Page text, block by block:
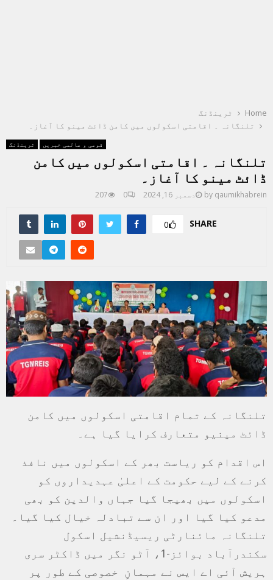
Home
ٹرینڈنگ
تلنگانہ ۔ اقامتی اسکولوں میں کامن ڈائٹ مینو کا آغاز۔
ٹرینڈنگ قومی و عالمی خبریں
تلنگانہ ۔ اقامتی اسکولوں میں کامن
ڈائٹ مینو کا آغاز۔
by qaumikhabrein دسمبر 16, 2024 0
207
SHARE
0
تلنگانہ کے تمام اقامتی اسکولوں میں کامن
ڈائٹ مینیو متعارف کرایا گیا ہے۔
اس اقدام کو ریاست بھر کے اسکولوں میں نافذ
کرنے کے لیے حکومت کے اعلیٰ عہدیداروں کو
اسکولوں میں بھیجا گیا جہاں والدین کو بھی
مدعو کیا گیا اور ان سے تبادلہ خیال کیا گیا۔
تلنگانہ مائنارٹی ریسیڈنشیل اسکول
سکندرآباد بوائز-1، آٹو نگر میں ڈاکٹر سری
ہریش آئی اے ایس نے مہمانِ خصوصی کے طور پر